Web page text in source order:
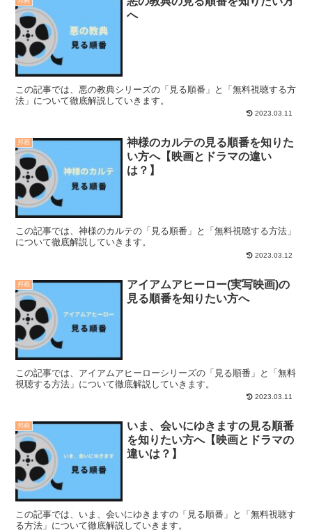
へ
この記事では、悪の教典シリーズの「見る順番」と「無料視聴する方
法」について徹底解説していきます。
2023.03.11
邦画
神様のカルテの見る順番を知りた
い方へ【映画とドラマの違い
は？】
この記事では、神様のカルテの「見る順番」と「無料視聴する方法」
について徹底解説していきます。
2023.03.12
邦画
アイアムアヒーロー(実写映画)の
見る順番を知りたい方へ
この記事では、アイアムアヒーローシリーズの「見る順番」と「無料
視聴する方法」について徹底解説していきます。
2023.03.11
邦画
いま、会いにゆきますの見る順番
を知りたい方へ【映画とドラマの
違いは？】
この記事では、いま、会いにゆきますの「見る順番」と「無料視聴す
る方法」について徹底解説していきます。